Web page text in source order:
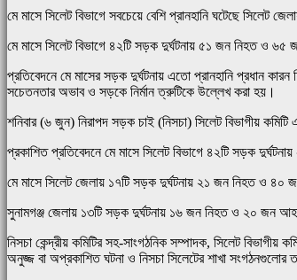
মে মাসে সিলেট বিভাগে সবচেয়ে বেশি প্রানহানি ঘটেছে সিলেট
মে মাসে সিলেট বিভাগে ৪২টি সড়ক দুর্ঘটনায় ৫১ জন নিহত ও
প্রতিবেদনে মে মাসের সড়ক দুর্ঘটনায় এতো প্রানহানি প্রধান
সচেতনতার অভাব ও সড়কে নির্মান ত্রুটিকে উল্লেখ করা হয়।
শনিবার (৬ জুন) নিরাপদ সড়ক চাই (নিসচা) সিলেট বিভাগীয়
প্রকাশিত প্রতিবেদনে মে মাসে সিলেট বিভাগে ৪২টি সড়ক
মে মাসে সিলেট জেলায় ১৭টি সড়ক দুর্ঘটনায় ২১ জন নিহত ও
সুনামগঞ্জ জেলায় ১৩টি সড়ক দুর্ঘটনায় ১৬ জন নিহত ও ২০ জন
নিসচা কেন্দ্রীয় কমিটির সহ-সাংগঠনিক সম্পাদক, সিলেট
অনুজ্জ বা অপ্রকাশিত ঘটনা ও নিসচা সিলেটের শাখা সংগঠনগুলোর